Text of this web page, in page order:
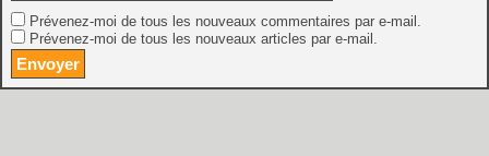
Prévenez-moi de tous les nouveaux commentaires par e-mail.
Prévenez-moi de tous les nouveaux articles par e-mail.